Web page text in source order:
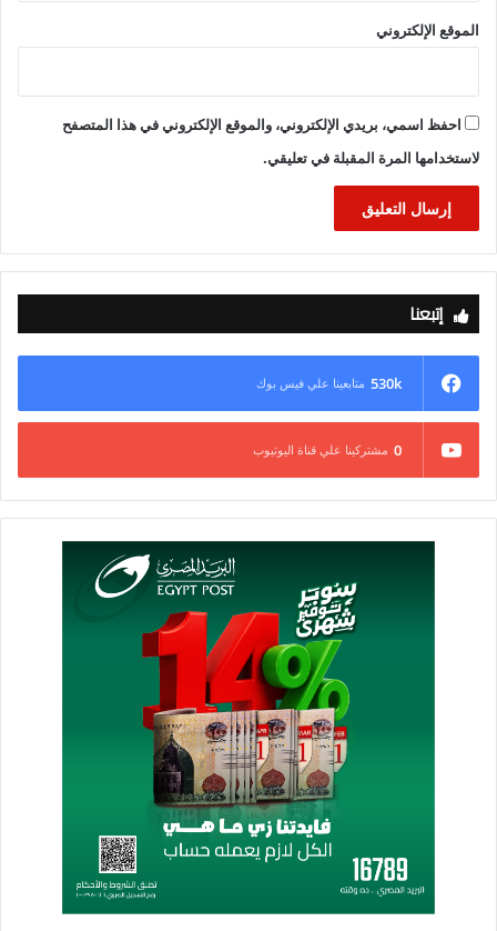
الموقع الإلكتروني
احفظ اسمي، بريدي الإلكتروني، والموقع الإلكتروني في هذا المتصفح
لاستخدامها المرة المقبلة في تعليقي.
إتبعنا
530k متابعينا علي فيس بوك
0 مشتركينا علي قناة اليوتيوب